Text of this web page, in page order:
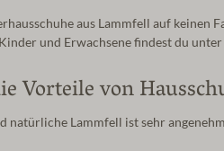
aus Lammfell auf keinen
und Erwachsene findest du
Vorteile von
natürliche Lammfell ist sehr